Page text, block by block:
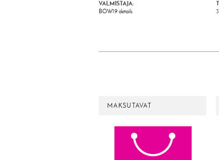
VALMISTAJA:
BOW19 details
MAKSUTAVAT